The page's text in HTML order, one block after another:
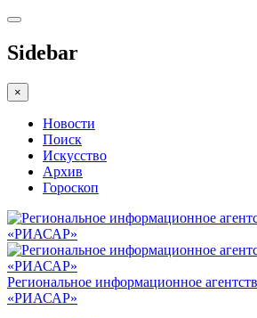
Sidebar
×
Новости
Поиск
Искусство
Архив
Гороскоп
Региональное информационное
«РИАСАР»